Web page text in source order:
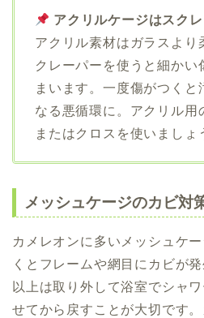
アクリルケージはスクレ
アクリル素材はガラスより
クレーパーを使うと細かい
まいます。一度傷がつくと
なる悪循環に。アクリル用
またはクロスを使いましょ
メッシュケージのカビ対
カメレオンに多いメッシュケ
くとフレームや網目にカビが
以上は取り外して浴室でシャ
せてから戻すことが大切です